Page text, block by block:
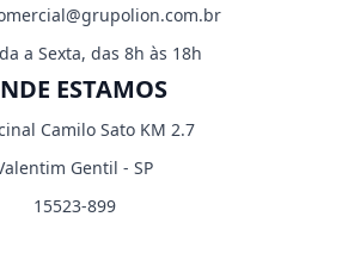
a Sexta, das 8h às 18h
ESTAMOS
Camilo Sato KM 2.7
Gentil - SP
15523-899